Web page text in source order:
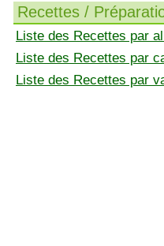
Recettes /
Liste des Recettes par
Liste des Recettes par
Liste des Recettes par